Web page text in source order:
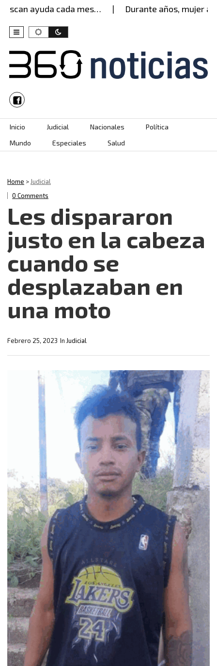
ayuda cada mes… Durante años, mujer
Skip to content
Inicio Judicial Nacionales
Política
Mundo
Especiales Salud
Home >Judicial
0 Comments
Les dispararon
justo en la cabeza
cuando se
desplazaban en
una moto
In Judicial
Febrero 25, 2023